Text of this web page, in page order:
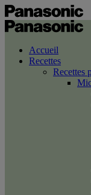
Accueil
Recettes
Recettes